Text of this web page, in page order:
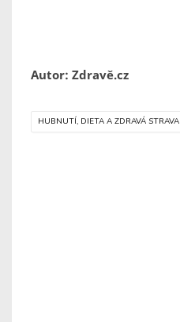
Autor: Zdravě.cz
HUBNUTÍ, DIETA A ZDRAVÁ STRAVA